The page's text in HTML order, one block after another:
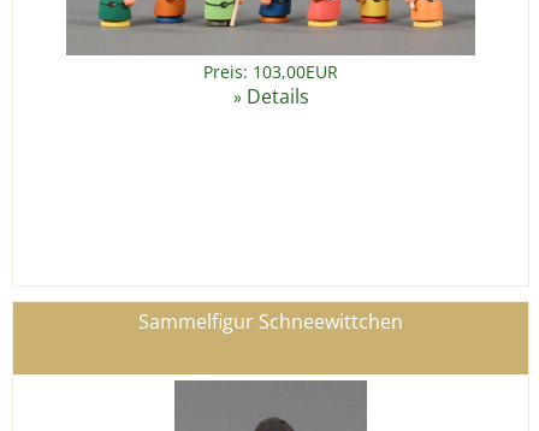
Preis: 103,00EUR
» Details
Sammelfigur Schneewittchen